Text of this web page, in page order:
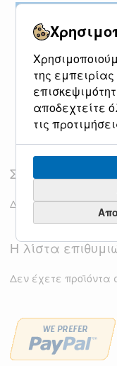
ΠΡΟΣΘΉΚΗ
ΣΤΗ
ΛΊΣΤΑ
ΕΠΙΘΥΜΙΏΝ
ΓΙΑ
Σύγκριση
Δεν έχετε επιλέξει
Η λίστα
Δεν έχετε προϊόντα
της
αποδεχτείτε
τις